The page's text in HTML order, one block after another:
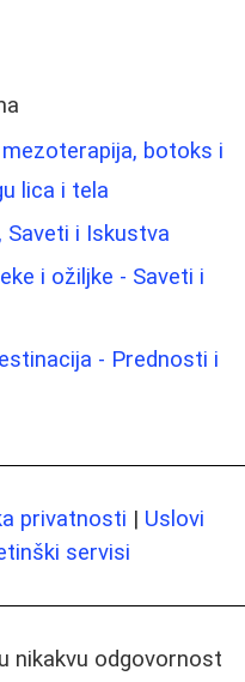
botoks i
lica i tela
Saveti i Iskustva
i ožiljke - Saveti i
- Prednosti i
privatnosti | Uslovi
servisi
nikakvu odgovornost